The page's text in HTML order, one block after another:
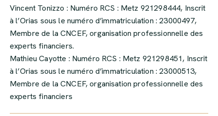
Vincent Tonizzo : Numéro RCS : Metz 921298444, Inscrit
à l’Orias sous le numéro d’immatriculation : 23000497,
Membre de la CNCEF, organisation professionnelle des
experts financiers.
Mathieu Cayotte : Numéro RCS : Metz 921298451, Inscrit
à l’Orias sous le numéro d’immatriculation : 23000513,
Membre de la CNCEF, organisation professionnelle des
experts financiers